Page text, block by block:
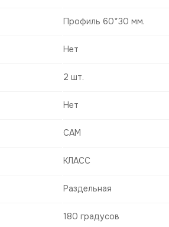
Профиль 60*30 мм.
Нет
2 шт.
Нет
САМ
КЛАСС
Раздельная
180 градусов